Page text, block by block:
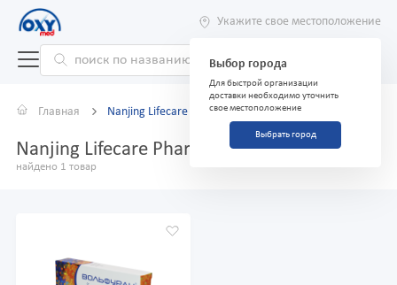
Укажите свое местоположение
Выбор города
Для быстрой организации
доставки необходимо уточнить
свое местоположение
Выбрать город
Главная Nanjing Lifecare Pharmaceutica
Nanjing Lifecare Pharmaceutica
найдено 1 товар